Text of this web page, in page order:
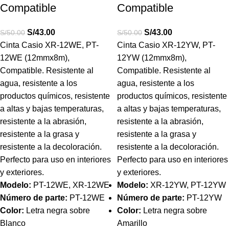
Compatible
S/50.00 S/43.00
Cinta Casio XR-12WE, PT-
12WE (12mmx8m),
Compatible. Resistente al
agua, resistente a los
productos químicos, resistente
a altas y bajas temperaturas,
resistente a la abrasión,
resistente a la grasa y
resistente a la decoloración.
Perfecto para uso en interiores
y exteriores.
Modelo: PT-12WE, XR-12WE
Número de parte: PT-12WE
Color: Letra negra sobre
Blanco
Compatible
S/50.00 S/43.00
Cinta Casio XR-12YW, PT-
12YW (12mmx8m),
Compatible. Resistente al
agua, resistente a los
productos químicos, resistente
a altas y bajas temperaturas,
resistente a la abrasión,
resistente a la grasa y
resistente a la decoloración.
Perfecto para uso en interiores
y exteriores.
Modelo: XR-12YW, PT-12YW
Número de parte: PT-12YW
Color: Letra negra sobre
Amarillo